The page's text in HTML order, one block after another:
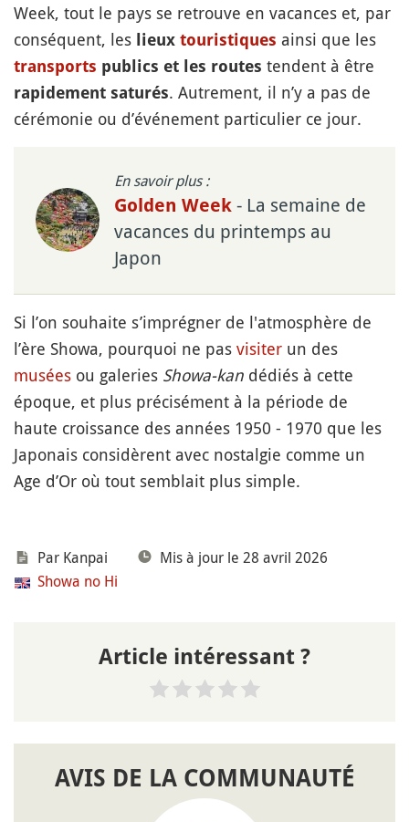
Week, tout le pays se retrouve en vacances et, par
conséquent, les lieux touristiques ainsi que les
transports publics et les routes tendent à être
rapidement saturés. Autrement, il n’y a pas de
cérémonie ou d’événement particulier ce jour.
En savoir plus :
Golden Week - La semaine de
vacances du printemps au
Japon
Si l’on souhaite s’imprégner de l'atmosphère de
l’ère Showa, pourquoi ne pas visiter un des
musées ou galeries Showa-kan dédiés à cette
époque, et plus précisément à la période de
haute croissance des années 1950 - 1970 que les
Japonais considèrent avec nostalgie comme un
Age d’Or où tout semblait plus simple.
Par Kanpai
Mis à jour le 28 avril 2026
Showa no Hi
Article intéressant ?
AVIS DE LA COMMUNAUTÉ